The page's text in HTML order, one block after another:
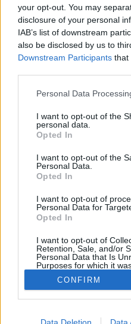
your opt-out. You may
disclosure of your personal
IAB’s list of downstream
also be disclosed by us to
Downstream Participants that
Personal Data
I want to opt-out of the
personal data.
Opted In
I want to opt-out of the
Personal Data.
Opted In
I want to opt-out of
Personal Data for
Opted In
I want to opt-out of
Retention, Sale, and/or
Personal Data that Is
Purposes for which it
Opted InCONFIRM
10℃
Tiedot perustuvat National
(NOAA):n ilmastodataan.
laskenut 13 asteen tienoille,
näkee, miten lämmintä
keskimäärin ollut
vuonna liikkunut.
Hetkellisesti Puerto de la
Esimerkiksi vuoden 2013
alimmillaan 11 asteessa ja
lämpimänä päivänä 26
Entä muut kuukaudet?
Cruzissa on ollut...
Tammikuussa